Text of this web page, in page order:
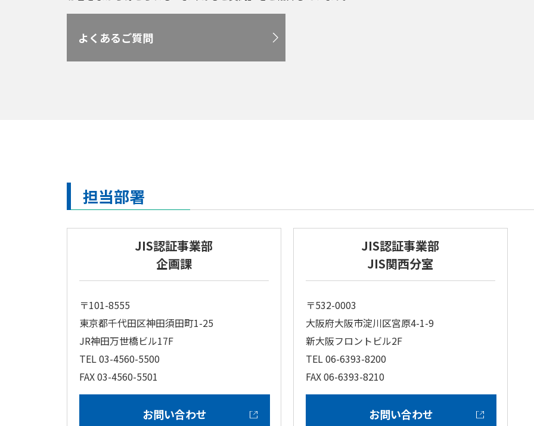
よくあるご質問
担当部署
JIS認証事業部
企画課
〒101-8555
東京都千代田区神田須田町1-25
JR神田万世橋ビル17F
TEL 03-4560-5500
FAX 03-4560-5501
お問い合わせ
JIS認証事業部
JIS関西分室
〒532-0003
大阪府大阪市淀川区宮原4-1-9
新大阪フロントビル2F
TEL 06-6393-8200
FAX 06-6393-8210
お問い合わせ